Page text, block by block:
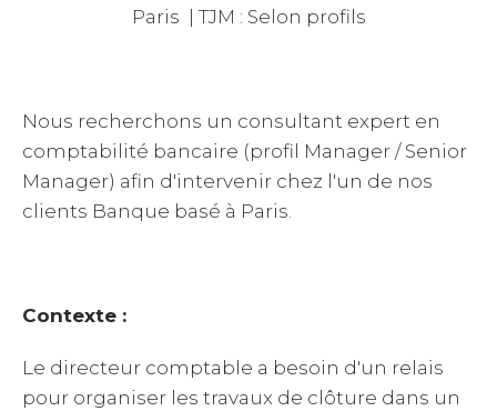
Paris | TJM : Selon profils
Nous recherchons un consultant expert en
comptabilité bancaire (profil Manager / Senior
Manager) afin d'intervenir chez l'un de nos
clients Banque basé à Paris.
Contexte :
Le directeur comptable a besoin d'un relais
pour organiser les travaux de clôture dans un